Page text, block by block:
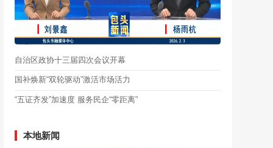
自治区政协十三届四次会议开幕
国补焕新“双轮驱动”激活市场活力
“五证齐发”加速度 服务民企“零距离”
本地新闻